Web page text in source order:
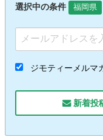
選択中の条件 福岡県
ジモティーメルマ
新着投